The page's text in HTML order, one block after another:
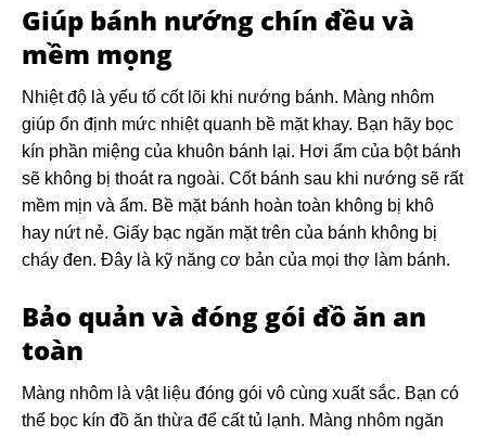
Giúp bánh nướng chín đều và
mềm mọng
Nhiệt độ là yếu tố cốt lõi khi nướng bánh. Màng nhôm
giúp ổn định mức nhiệt quanh bề mặt khay. Bạn hãy bọc
kín phần miệng của khuôn bánh lại. Hơi ẩm của bột bánh
sẽ không bị thoát ra ngoài. Cốt bánh sau khi nướng sẽ rất
mềm mịn và ẩm. Bề mặt bánh hoàn toàn không bị khô
hay nứt nẻ. Giấy bạc ngăn mặt trên của bánh không bị
cháy đen. Đây là kỹ năng cơ bản của mọi thợ làm bánh.
Bảo quản và đóng gói đồ ăn an
toàn
Màng nhôm là vật liệu đóng gói vô cùng xuất sắc. Bạn có
thể bọc kín đồ ăn thừa để cất tủ lạnh. Màng nhôm ngăn